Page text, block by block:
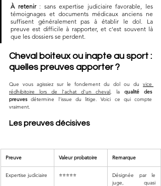
À retenir : sans expertise judiciaire favorable, les
témoignages et documents médicaux anciens ne
suffisent généralement pas à établir le dol. La
preuve est difficile à rapporter, et c'est souvent là
que les dossiers se perdent.
Cheval boiteux ou inapte au sport :
quelles preuves apporter ?
Que vous agissiez sur le fondement du dol ou du vice
rédhibitoire lors de l'achat d'un cheval , la qualité des
preuves détermine l'issue du litige. Voici ce qui compte
vraiment.
Les preuves décisives
Preuve Valeur probatoire Remarque
Expertise judiciaire ⭐⭐⭐⭐⭐
Désignée par le
juge, quasi